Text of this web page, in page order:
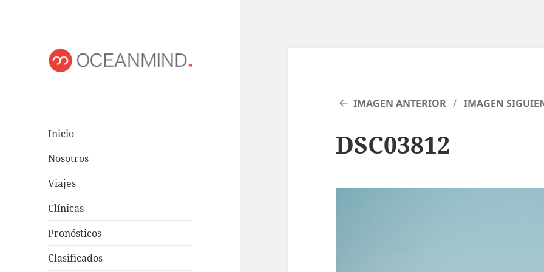
Inicio
Nosotros
Viajes
Clínicas
Pronósticos
Clasificados
IMAGEN ANTERIOR IMAGEN
DSC03812